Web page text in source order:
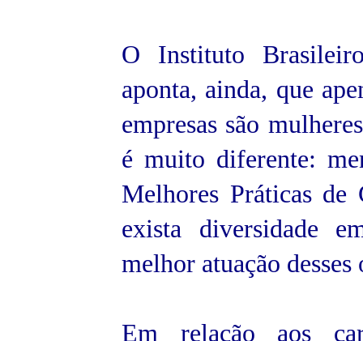
O Instituto
aponta, ainda, que
empresas são
é muito diferente:
Melhores Práticas de
exista diversidade
melhor atuação desses
Em relação aos